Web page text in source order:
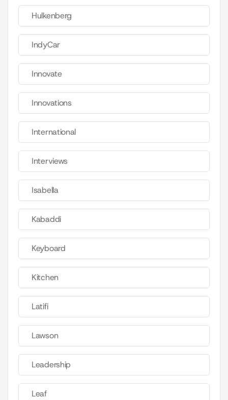
Hulkenberg
IndyCar
Innovate
Innovations
International
Interviews
Isabella
Kabaddi
Keyboard
Kitchen
Latifi
Lawson
Leadership
Leaf